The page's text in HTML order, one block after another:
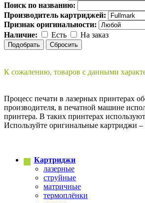
Поиск по названию:
Производитель картриджей:
Признак оригинальности:
Наличие:
Есть На заказ
К сожалению, товаров с данными
Процесс печати в лазерных принтерах
производителя, в печатной машине
принтера. В таких принтерах
Используйте оригинальные картриджи
Картриджи
лазерные
струйные
матричные
термоплёнки